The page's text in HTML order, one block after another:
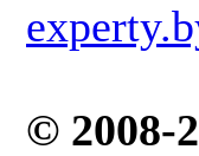
© 2008-